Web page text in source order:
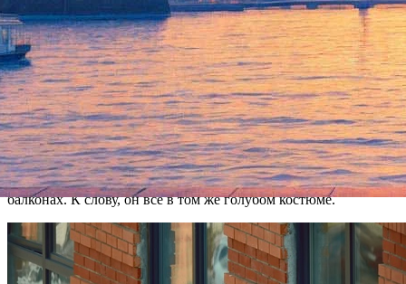
10 апреля 2020, 15:15 Версия для печати
Клип на хит «Плачу на техно» от групп Cream Soda и «Хлеб»,
выложен на популярном канале «Чикен Карри» на YouTube.
Его персонажи, включаяколоритного «пухляша»изклипа
UnoгруппыLittle BigДмитрия Красилова, танцуют на
балконах. К слову, он все в том же голубом костюме.